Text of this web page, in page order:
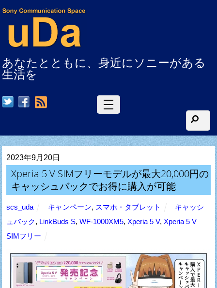
あなたとともに、身近にソニーがある
生活を
2023年9月20日
Xperia 5 V SIMフリーモデルが最大20,000円の
キャッシュバックでお得に購入が可能
scs_uda キャンペーン, スマホ・タブレット
キャッシ
ュバック, LinkBuds S,WF-1000XM5,Xperia 5 V,Xperia 5 V
SIMフリー